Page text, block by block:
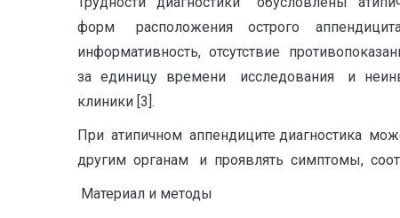
форм расположения острого
информативность, отсутствие
за единицу времени исследования и
клиники [3].
При атипичном аппендиците диагностика
другим органам и проявлять симптомы,
Материал и методы